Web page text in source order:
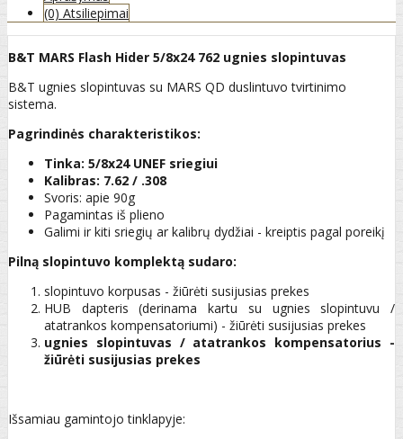
(0) Atsiliepimai
B&T MARS Flash Hider 5/8x24 762 ugnies slopintuvas
B&T ugnies slopintuvas su MARS QD duslintuvo tvirtinimo
sistema.
Pagrindinės charakteristikos:
Tinka: 5/8x24 UNEF sriegiui
Kalibras: 7.62 / .308
Svoris: apie 90g
Pagamintas iš plieno
Galimi ir kiti sriegių ar kalibrų dydžiai - kreiptis pagal poreikį
Pilną slopintuvo komplektą sudaro:
slopintuvo korpusas - žiūrėti susijusias prekes
HUB dapteris (derinama kartu su ugnies slopintuvu /
atatrankos kompensatoriumi) - žiūrėti susijusias prekes
ugnies slopintuvas / atatrankos kompensatorius -
žiūrėti susijusias prekes
Išsamiau gamintojo tinklapyje: